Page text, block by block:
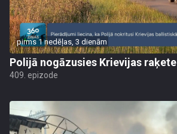
pirms 1 nedēļas, 3 dienām
Polijā nogāzusies Krievijas raķete
409. epizode